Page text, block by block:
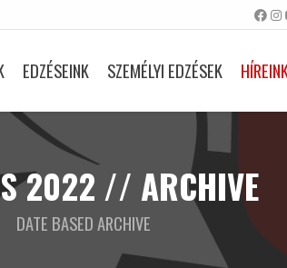
EDZÉSEINK SZEMÉLYI EDZÉSEK
2022 // ARCHIVE
DATE BASED ARCHIVE